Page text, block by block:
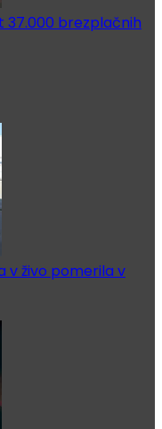
37.000 brezplačnih
v živo pomerila v